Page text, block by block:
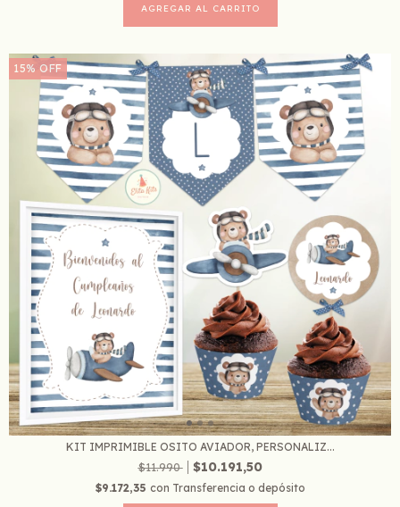
15% OFF
KIT IMPRIMIBLE OSITO AVIADOR, PERSONALIZ...
$11.990
$10.191,50
$9.172,35 con Transferencia o depósito